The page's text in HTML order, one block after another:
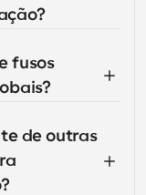
fusos
de outras